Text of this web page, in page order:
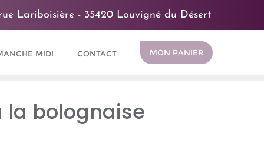
Lariboisière - 35420 Louvigné du Désert
MIDI CONTACT MON PANIER
la bolognaise